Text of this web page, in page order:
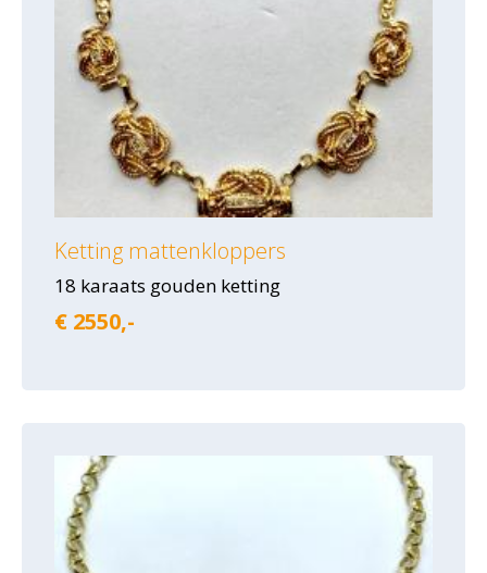
Ketting mattenkloppers
18 karaats gouden ketting
€ 2550,-